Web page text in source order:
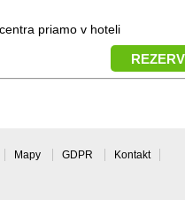
priamo v hoteli
Mapy GDPR Kontakt